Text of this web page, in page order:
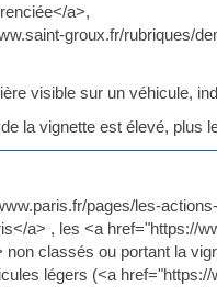
a>,
groux.fr/rubriques/
visible sur un véhicule,
la vignette est élevé, plus
pages/les-
a> , les <a href="https://
classés ou portant la
légers (<a